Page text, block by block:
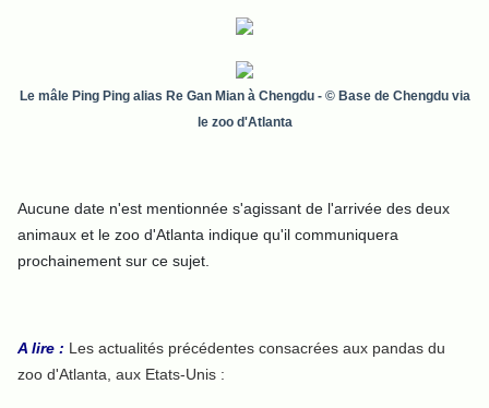
Le mâle Ping Ping alias Re Gan Mian à Chengdu- © Base de Chengdu via
le zoo d'Atlanta
Aucune date n'est mentionnée s'agissant de l'arrivée des deux
animaux et le zoo d'Atlanta indique qu'il communiquera
prochainement sur ce sujet.
A lire : Les actualités précédentes consacrées aux pandas du
zoo d'Atlanta, aux Etats-Unis :